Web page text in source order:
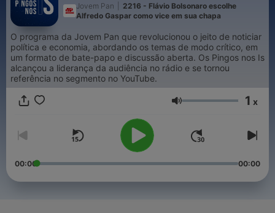
Jovem Pan
2216 - Flávio Bolsonaro escolhe
Alfredo Gaspar como vice em sua chapa
O programa da Jovem Pan que revolucionou o jeito de noticiar
política e economia, abordando os temas de modo crítico, em
um formato de bate-papo e discussão aberta. Os Pingos nos Is
alcançou a liderança da audiência no rádio e se tornou
referência no segmento no YouTube.
ระดับเสียง 1 x
00:00 00:00